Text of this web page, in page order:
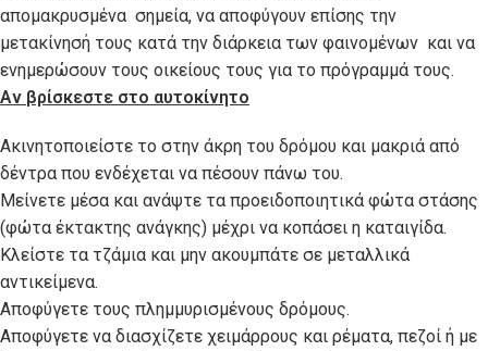
απομακρυσμένα σημεία, να αποφύγουν επίσης την
μετακίνησή τους κατά την διάρκεια των φαινομένων και να
ενημερώσουν τους οικείους τους για το πρόγραμμά τους.
Αν βρίσκεστε στο αυτοκίνητο
Ακινητοποιείστε το στην άκρη του δρόμου και μακριά από
δέντρα που ενδέχεται να πέσουν πάνω του.
Μείνετε μέσα και ανάψτε τα προειδοποιητικά φώτα στάσης
(φώτα έκτακτης ανάγκης) μέχρι να κοπάσει η καταιγίδα.
Κλείστε τα τζάμια και μην ακουμπάτε σε μεταλλικά
αντικείμενα.
Αποφύγετε τους πλημμυρισμένους δρόμους.
Αποφύγετε να διασχίζετε χειμάρρους και ρέματα, πεζοί ή με